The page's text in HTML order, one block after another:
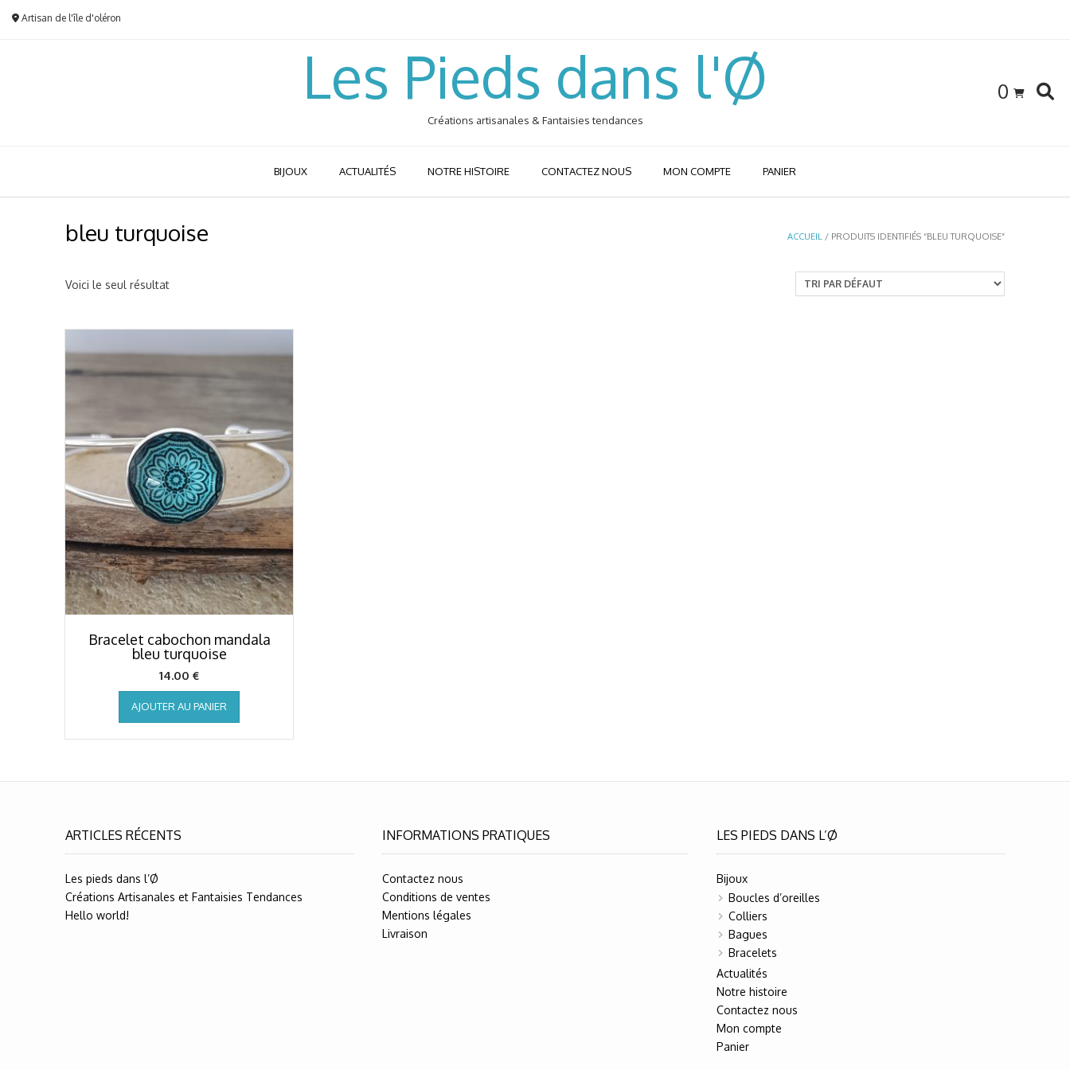
Artisan de l'île d'oléron
Les Pieds dans l'Ø
Créations artisanales & Fantaisies tendances
0
BIJOUX ACTUALITÉS NOTRE HISTOIRE CONTACTEZ NOUS MON COMPTE PANIER
ACCUEIL / PRODUITS IDENTIFIÉS “BLEU TURQUOISE”
bleu turquoise
Voici le seul résultat
Bracelet cabochon mandala
bleu turquoise
14.00€
AJOUTER AU PANIER
ARTICLES RÉCENTS
Les pieds dans l’Ø
Créations Artisanales et Fantaisies Tendances
Hello world!
INFORMATIONS PRATIQUES
Contactez nous
Conditions de ventes
Mentions légales
Livraison
LES PIEDS DANS L’Ø
Bijoux
Boucles d’oreilles
Colliers
Bagues
Bracelets
Actualités
Notre histoire
Contactez nous
Mon compte
Panier